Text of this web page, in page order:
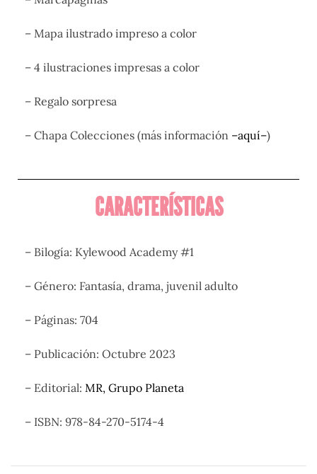
– Mapa ilustrado impreso a color
– 4 ilustraciones impresas a color
– Regalo sorpresa
– Chapa Colecciones (más información –aquí–)
CARACTERÍSTICAS
– Bilogía: Kylewood Academy #1
– Género: Fantasía, drama, juvenil adulto
– Páginas: 704
– Publicación: Octubre 2023
– Editorial: MR, Grupo Planeta
– ISBN: 978-84-270-5174-4